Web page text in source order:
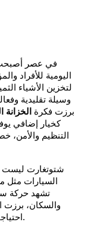
في عصر
اليومية للأفراد
لتخزين الأشياء
برزت فكرة
التنظيم والأمن،
شتوتغارت ليست
السيارات
تشهد حركة
والسكان، برزت
احتياجات الفنادق، البنوك، المكاتب، وحتى الأفراد.